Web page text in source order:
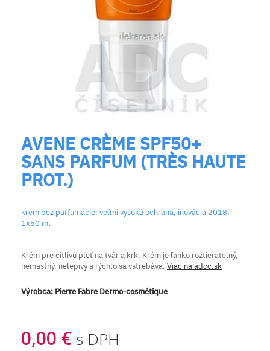
AVENE CRÈME SPF50+
SANS PARFUM (TRÈS HAUTE
PROT.)
krém bez parfumácie: veľmi vysoká ochrana, inovácia 2018,
1x50 ml
Krém pre citlivú pleť na tvár a krk. Krém je ľahko roztierateľný,
nemastný, nelepivý a rýchlo sa vstrebáva. Viac na adcc.sk
Výrobca: Pierre Fabre Dermo-cosmétique
0,00 € s DPH